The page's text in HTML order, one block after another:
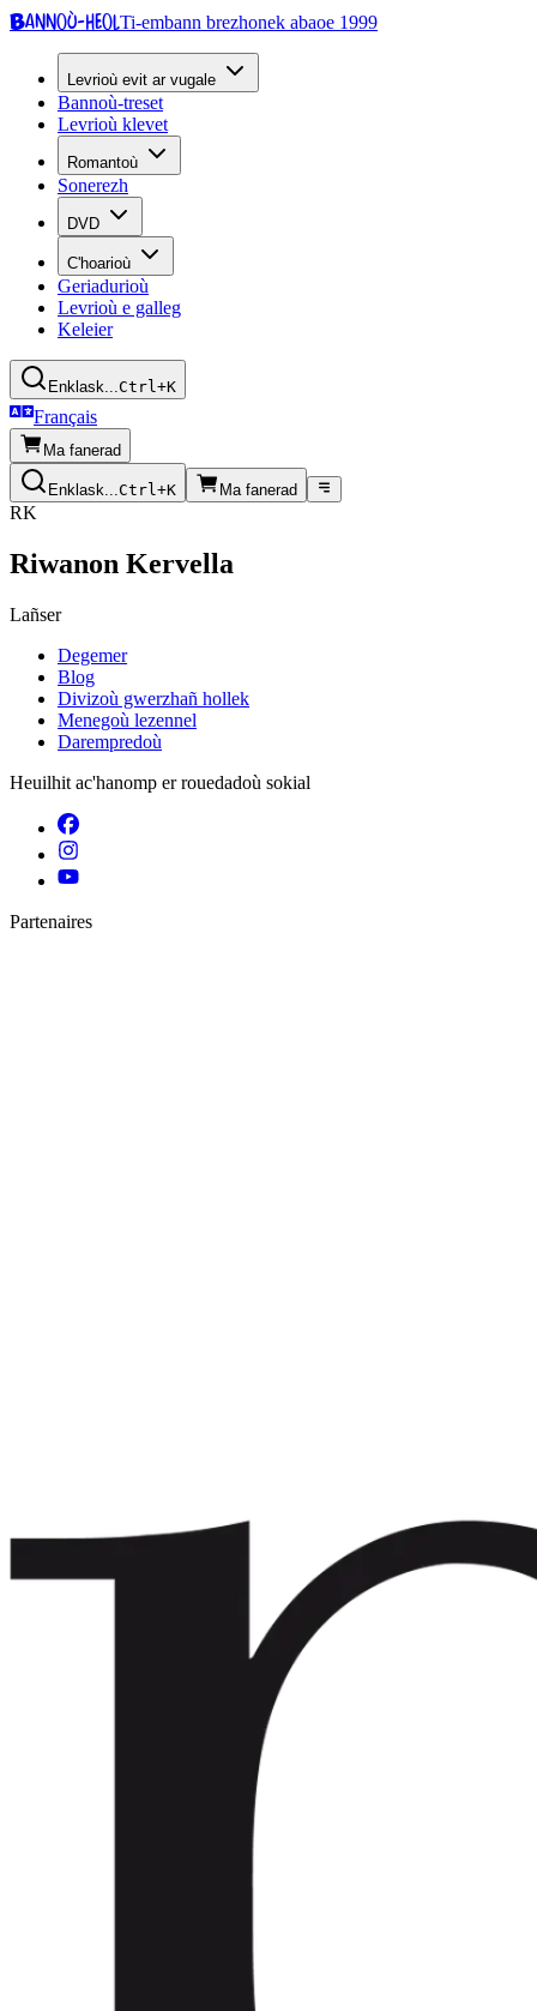
Bannoù-heolTi-embann brezhonek abaoe 1999
Levrioù evit ar vugale
Bannoù-treset
Levrioù klevet
Romantoù
Sonerezh
DVD
C'hoarioù
Geriadurioù
Levrioù e galleg
Keleier
Enklask...Ctrl+K
Français
Ma fanerad
Enklask...Ctrl+K Ma fanerad
RK
Riwanon Kervella
Lañser
Degemer
Blog
Divizoù gwerzhañ hollek
Menegoù lezennel
Darempredoù
Heuilhit ac'hanomp er rouedadoù sokial
Partenaires